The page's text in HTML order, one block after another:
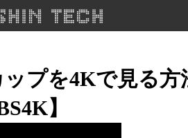
ップを4Kで見る
】